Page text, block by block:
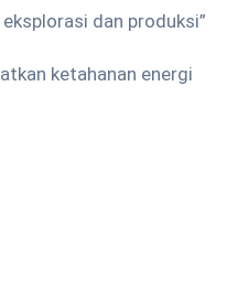
dan produksi”
ketahanan energi